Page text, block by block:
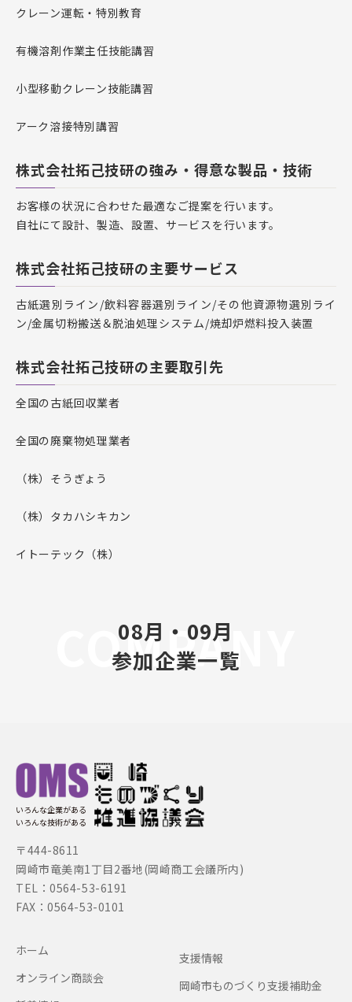
クレーン運転・特別教育
有機溶剤作業主任技能講習
小型移動クレーン技能講習
アーク溶接特別講習
株式会社拓己技研の強み・得意な製品・技術
お客様の状況に合わせた最適なご提案を行います。
自社にて設計、製造、設置、サービスを行います。
株式会社拓己技研の主要サービス
古紙選別ライン/飲料容器選別ライン/その他資源物選別ライ
ン/金属切粉搬送＆脱油処理システム/焼却炉燃料投入装置
株式会社拓己技研の主要取引先
全国の古紙回収業者
全国の廃棄物処理業者
（株）そうぎょう
（株）タカハシキカン
イトーテック（株）
08月・09月
参加企業一覧
COMPANY
いろんな企業がある
いろんな技術がある
〒444-8611
岡崎市竜美南1丁目2番地(岡崎商工会議所内)
TEL：0564-53-6191
FAX：0564-53-0101
ホーム
オンライン商談会
支援情報
岡崎市ものづくり支援補助金